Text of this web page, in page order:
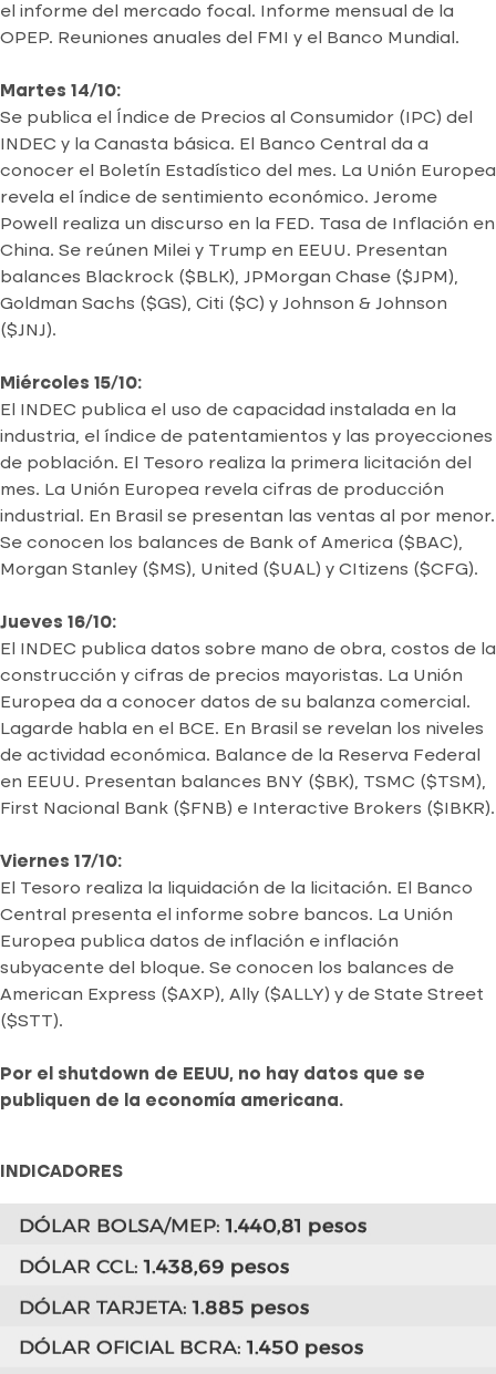
el informe del mercado focal. Informe mensual de la
OPEP. Reuniones anuales del FMI y el Banco Mundial.
Martes 14/10:
Se publica el Índice de Precios al Consumidor (IPC) del
INDEC y la Canasta básica. El Banco Central da a
conocer el Boletín Estadístico del mes. La Unión Europea
revela el índice de sentimiento económico. Jerome
Powell realiza un discurso en la FED. Tasa de Inflación en
China. Se reúnen Milei y Trump en EEUU. Presentan
balances Blackrock ($BLK), JPMorgan Chase ($JPM),
Goldman Sachs ($GS), Citi ($C) y Johnson & Johnson
($JNJ).
Miércoles 15/10:
El INDEC publica el uso de capacidad instalada en la
industria, el índice de patentamientos y las proyecciones
de población. El Tesoro realiza la primera licitación del
mes. La Unión Europea revela cifras de producción
industrial. En Brasil se presentan las ventas al por menor.
Se conocen los balances de Bank of America ($BAC),
Morgan Stanley ($MS), United ($UAL) y CItizens ($CFG).
Jueves 16/10:
El INDEC publica datos sobre mano de obra, costos de la
construcción y cifras de precios mayoristas. La Unión
Europea da a conocer datos de su balanza comercial.
Lagarde habla en el BCE. En Brasil se revelan los niveles
de actividad económica. Balance de la Reserva Federal
en EEUU. Presentan balances BNY ($BK), TSMC ($TSM),
First Nacional Bank ($FNB) e Interactive Brokers ($IBKR).
Viernes 17/10:
El Tesoro realiza la liquidación de la licitación. El Banco
Central presenta el informe sobre bancos. La Unión
Europea publica datos de inflación e inflación
subyacente del bloque. Se conocen los balances de
American Express ($AXP), Ally ($ALLY) y de State Street
($STT).
Por el shutdown de EEUU, no hay datos que se
publiquen de la economía americana.
INDICADORES